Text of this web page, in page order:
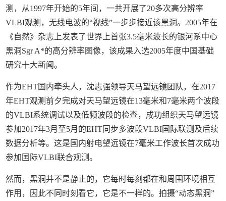
测，从1997年开始的5年间，一共开展了20多次高分辨率
VLBI观测，无线电波的“视线”一步步接近该黑洞。2005年在
《自然》杂志上发表了世界上首张3.5毫米波长的银河系中心
黑洞Sgr A*的高分辨率图像，该成果入选2005年度中国基础
研究十大新闻。
作为EHT国内牵头人，沈志强领导天马望远镜团队，在2017
年EHT观测前夕完成对天马望远镜在13毫米和7毫米两个波段
的VLBI系统调试以及低频波段的检查，成功组织天马望远镜
参加2017年3月至5月的EHT同步多波段VLBI国际联测及后续
数据分析等。这是国内射电望远镜在7毫米工作波长首次成功
参加国际VLBI联合观测。
然而，黑洞并不是静止的，它每时每刻都在和周围环境相互
作用，因此不同时刻看它，它是不一样的。拍摄“动态黑洞”